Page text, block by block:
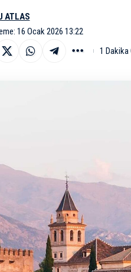
16 Ocak 2026 13:22
ATLAS
1 Dakika